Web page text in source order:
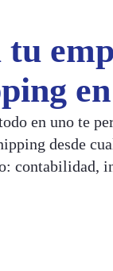
tu
en uno te
desde
contabilidad,